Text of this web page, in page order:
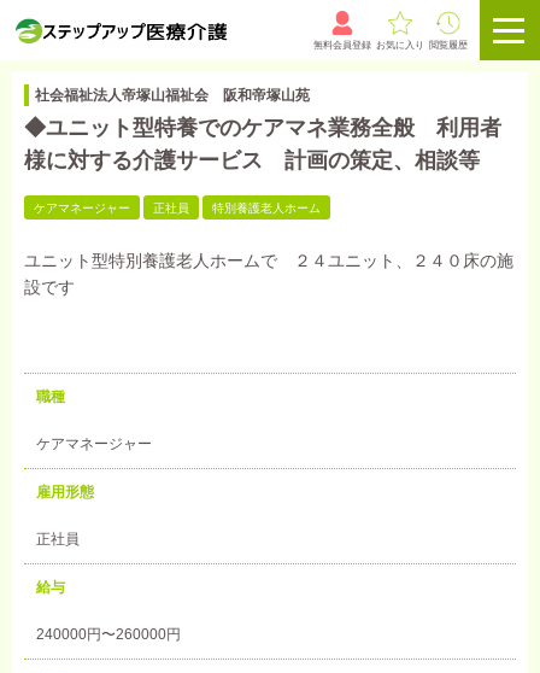
無料会員登録 お気に入り 閲覧履歴
社会福祉法人帝塚山福祉会 阪和帝塚山苑
◆ユニット型特養でのケアマネ業務全般 利用者
様に対する介護サービス 計画の策定、相談等
ケアマネージャー 正社員 特別養護老人ホーム
ユニット型特別養護老人ホームで ２４ユニット、２４０床の施
設です
職種
ケアマネージャー
雇用形態
正社員
給与
240000円〜260000円